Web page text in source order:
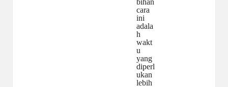
cara
ini
adala
h
wakt
u
yang
diperl
ukan
lebih